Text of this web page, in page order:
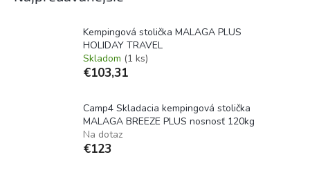
Kempingová stolička MALAGA PLUS
HOLIDAY TRAVEL
Skladom (1 ks)
€103,31
Camp4 Skladacia kempingová stolička
MALAGA BREEZE PLUS nosnosť 120kg
Na dotaz
€123